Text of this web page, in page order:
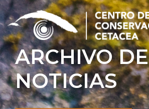
ARCHIVO DE
NOTICIAS